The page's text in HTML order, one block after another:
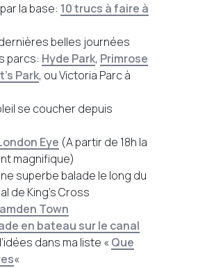
la base: 10 trucs à faire à
belles journées
parcs: Hyde Park, Primrose
Park, ou Victoria Parc à
se coucher depuis
Eye (A partir de 18h la
magnifique)
superbe balade le long du
de King’s Cross
Town
en bateau sur le canal
dans ma liste « Que
«